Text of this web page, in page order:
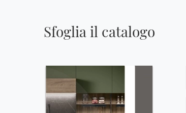
Sfoglia il catalogo